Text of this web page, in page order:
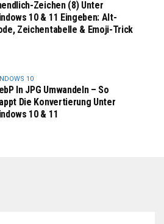
Zeichen (8) Unter
10 & 11 Eingeben: Alt-
Zeichentabelle & Emoji-Trick
10
In JPG Umwandeln – So
Die Konvertierung Unter
10 & 11